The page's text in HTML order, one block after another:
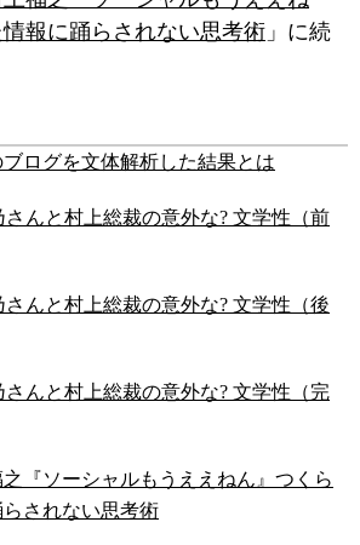
報に踊らされない思考術 」に続
ログを文体解析した結果とは
んと村上総裁の意外な? 文学性（前
んと村上総裁の意外な? 文学性（後
んと村上総裁の意外な? 文学性（完
之『ソーシャルもうええねん』つくら
されない思考術